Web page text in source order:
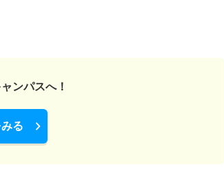
ンパスへ！
る